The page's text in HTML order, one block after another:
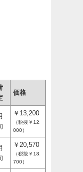
価格
￥13,200
（税抜￥12,
000）
￥20,570
（税抜￥18,
700）